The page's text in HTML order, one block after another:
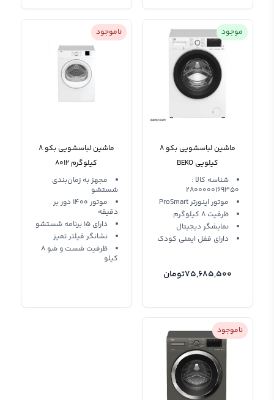
موجود
ماشین لباسشویی بکو 8
کیلویی BEKO
WTV8736XW
شناسه کالا :
2800000169350
موتور اینورتر ProSmart
ظرفیت 8 کیلوگرم
نمایشگر دیجیتال
دارای قفل ایمنی کودک
75,685,500تومان
ناموجود
ماشین لباسشویی بکو 8
کیلوگرم 8012
مجهز به زمان‌بندی
شستشو
موتور 1400 دور بر
دقیقه
دارای 15 برنامه شستشو
نشانگر فیلتر تمیز
ظرفیت شست و شو 8
کیلو
ناموجود